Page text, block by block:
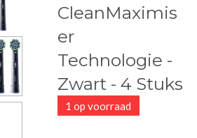
CleanMaximis
er
Technologie -
Zwart - 4 Stuks
1 op voorraad